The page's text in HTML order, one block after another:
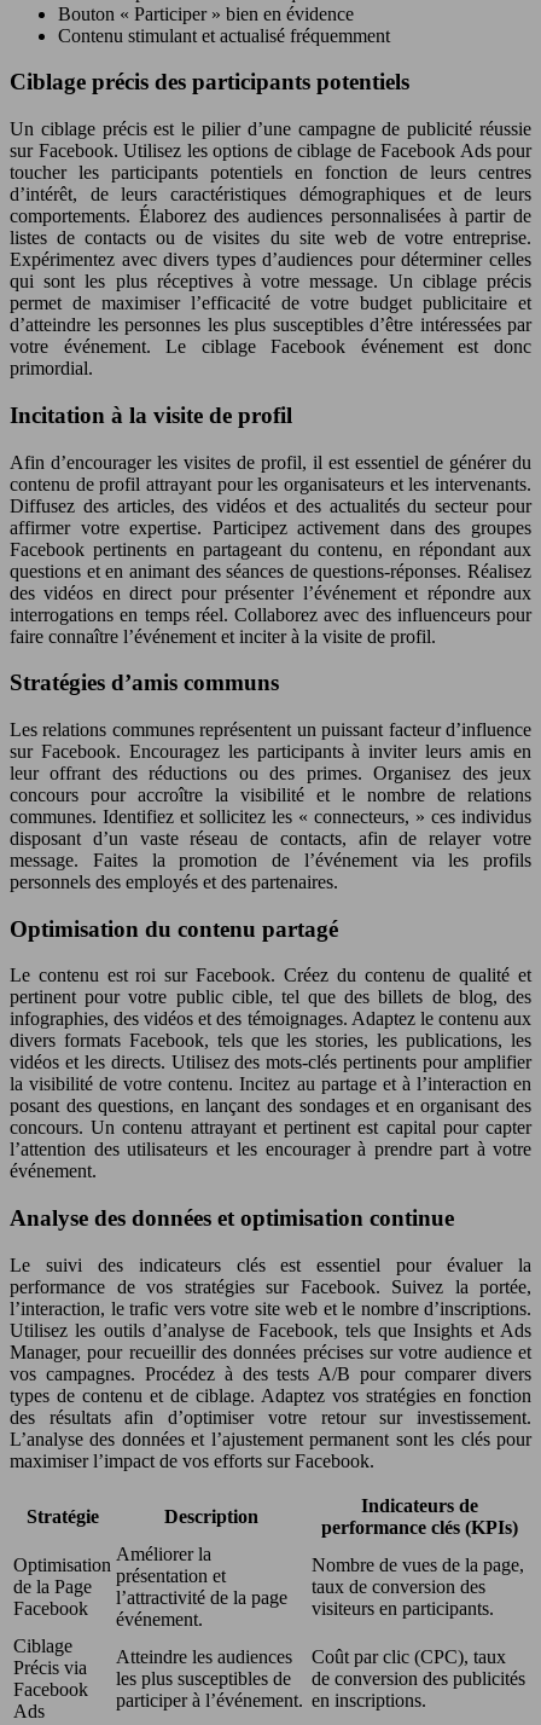
Bouton « Participer » bien en évidence
Contenu stimulant et actualisé fréquemment
Ciblage précis des participants potentiels
Un ciblage précis est le pilier d’une campagne de publicité réussie
sur Facebook. Utilisez les options de ciblage de Facebook Ads pour
toucher les participants potentiels en fonction de leurs centres
d’intérêt, de leurs caractéristiques démographiques et de leurs
comportements. Élaborez des audiences personnalisées à partir de
listes de contacts ou de visites du site web de votre entreprise.
Expérimentez avec divers types d’audiences pour déterminer celles
qui sont les plus réceptives à votre message. Un ciblage précis
permet de maximiser l’efficacité de votre budget publicitaire et
d’atteindre les personnes les plus susceptibles d’être intéressées par
votre événement. Le ciblage Facebook événement est donc
primordial.
Incitation à la visite de profil
Afin d’encourager les visites de profil, il est essentiel de générer du
contenu de profil attrayant pour les organisateurs et les intervenants.
Diffusez des articles, des vidéos et des actualités du secteur pour
affirmer votre expertise. Participez activement dans des groupes
Facebook pertinents en partageant du contenu, en répondant aux
questions et en animant des séances de questions-réponses. Réalisez
des vidéos en direct pour présenter l’événement et répondre aux
interrogations en temps réel. Collaborez avec des influenceurs pour
faire connaître l’événement et inciter à la visite de profil.
Stratégies d’amis communs
Les relations communes représentent un puissant facteur d’influence
sur Facebook. Encouragez les participants à inviter leurs amis en
leur offrant des réductions ou des primes. Organisez des jeux
concours pour accroître la visibilité et le nombre de relations
communes. Identifiez et sollicitez les « connecteurs, » ces individus
disposant d’un vaste réseau de contacts, afin de relayer votre
message. Faites la promotion de l’événement via les profils
personnels des employés et des partenaires.
Optimisation du contenu partagé
Le contenu est roi sur Facebook. Créez du contenu de qualité et
pertinent pour votre public cible, tel que des billets de blog, des
infographies, des vidéos et des témoignages. Adaptez le contenu aux
divers formats Facebook, tels que les stories, les publications, les
vidéos et les directs. Utilisez des mots-clés pertinents pour amplifier
la visibilité de votre contenu. Incitez au partage et à l’interaction en
posant des questions, en lançant des sondages et en organisant des
concours. Un contenu attrayant et pertinent est capital pour capter
l’attention des utilisateurs et les encourager à prendre part à votre
événement.
Analyse des données et optimisation continue
Le suivi des indicateurs clés est essentiel pour évaluer la
performance de vos stratégies sur Facebook. Suivez la portée,
l’interaction, le trafic vers votre site web et le nombre d’inscriptions.
Utilisez les outils d’analyse de Facebook, tels que Insights et Ads
Manager, pour recueillir des données précises sur votre audience et
vos campagnes. Procédez à des tests A/B pour comparer divers
types de contenu et de ciblage. Adaptez vos stratégies en fonction
des résultats afin d’optimiser votre retour sur investissement.
L’analyse des données et l’ajustement permanent sont les clés pour
maximiser l’impact de vos efforts sur Facebook.
Stratégie Description
Indicateurs de
performance clés (KPIs)
Optimisation
de la Page
Facebook
Améliorer la
présentation et
l’attractivité de la page
événement.
Nombre de vues de la page,
taux de conversion des
visiteurs en participants.
Ciblage
Précis via
Facebook
Ads
Atteindre les audiences
les plus susceptibles de
participer à l’événement.
Coût par clic (CPC), taux
de conversion des publicités
en inscriptions.